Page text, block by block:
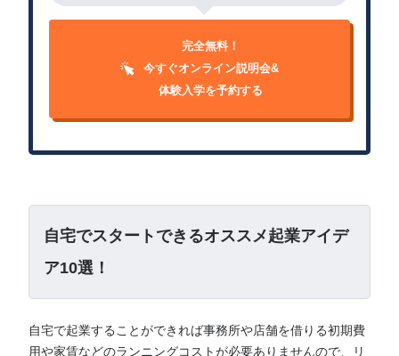
完全無料！
今すぐオンライン説明会&
体験入学を予約する
自宅でスタートできるオススメ起業アイデ
ア10選！
自宅で起業することができれば事務所や店舗を借りる初期費
用や家賃などのランニングコストが必要ありませんので、リ